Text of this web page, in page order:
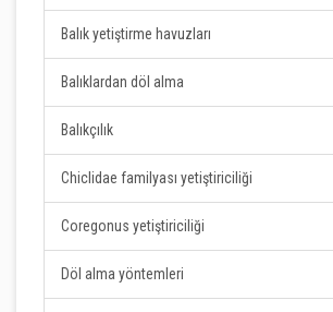
Balık yetiştirme havuzları
Balıklardan döl alma
Balıkçılık
Chiclidae familyası yetiştiriciliği
Coregonus yetiştiriciliği
Döl alma yöntemleri